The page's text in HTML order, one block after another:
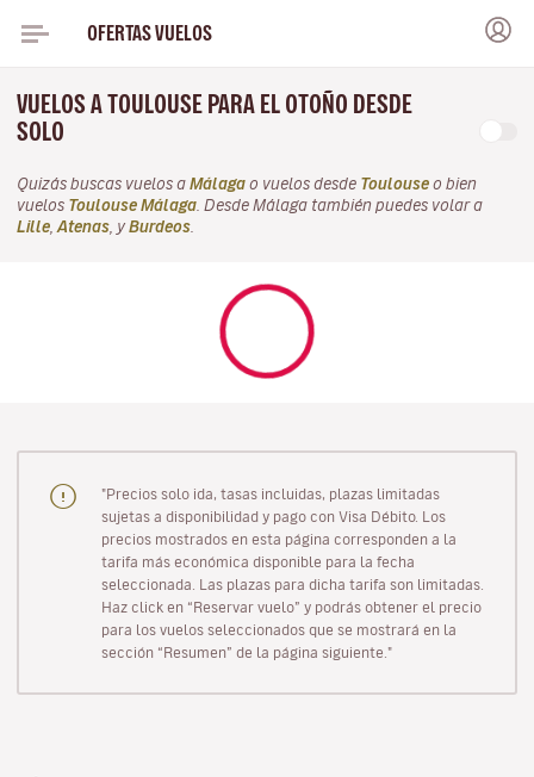
OFERTAS VUELOS
VUELOS A TOULOUSE PARA EL OTOÑO DESDE
SOLO
Quizás buscas vuelos a Málaga o vuelos desde Toulouse o bien
vuelos Toulouse Málaga . Desde Málaga también puedes volar a
Lille Atenas , y Burdeos
"Precios solo ida, tasas incluidas, plazas limitadas
sujetas a disponibilidad y pago con Visa Débito. Los
precios mostrados en esta página corresponden a la
tarifa más económica disponible para la fecha
seleccionada. Las plazas para dicha tarifa son limitadas.
Haz click en “Reservar vuelo” y podrás obtener el precio
para los vuelos seleccionados que se mostrará en la
sección “Resumen” de la página siguiente."